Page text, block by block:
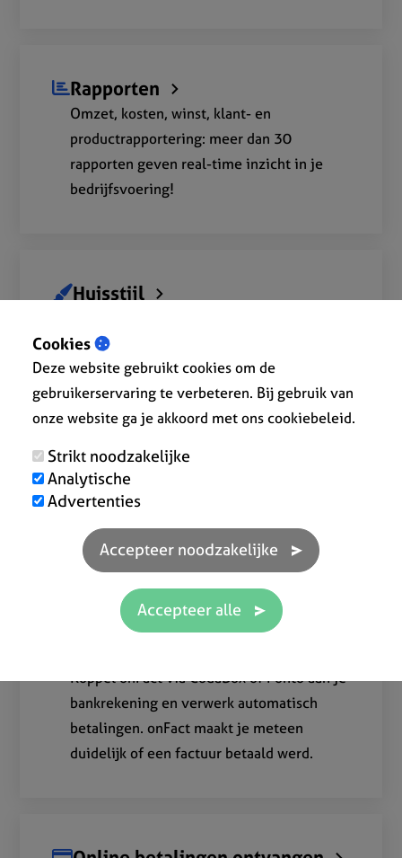
Rapporten
Omzet, kosten, winst, klant- en
productrapportering: meer dan 30
rapporten geven real-time inzicht in je
bedrijfsvoering!
Huisstijl
documenten en pas de kleuren aan naar
wens. Of programmeer zelf verder?
Modules
Gratis uitbreidingsmodules voor het
leveringsbonnen, stockbeheer en meer!
Koppel onFact via CodaBox of Ponto aan je
bankrekening en verwerk automatisch
betalingen. onFact maakt je meteen
duidelijk of een factuur betaald werd.
Cookies
Deze website gebruikt cookies om de
gebruikerservaring te verbeteren. Bij gebruik van
onze website ga je akkoord met ons cookiebeleid.
Strikt noodzakelijke
Analytische
Advertenties